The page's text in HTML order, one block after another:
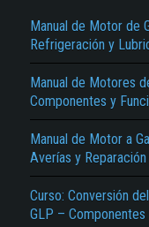
Manual de Motor de
Refrigeración y
Manual de Motores
Componentes y
Manual de Motor a
Averías y Reparación
Curso: Conversión
GLP – Componentes
Texto o